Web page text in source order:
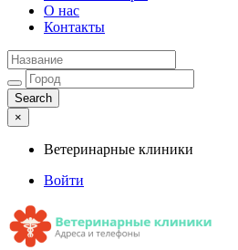
О нас
Контакты
×
Ветеринарные клиники
Войти